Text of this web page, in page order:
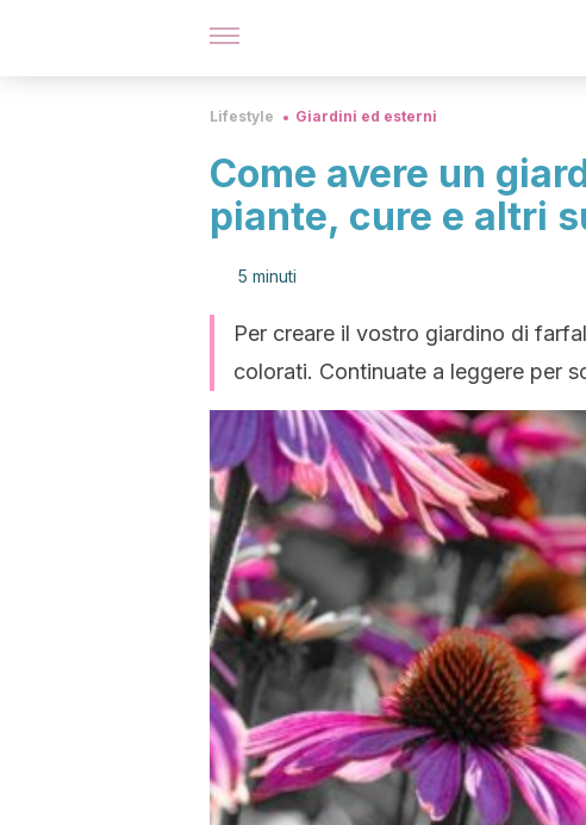
Lifestyle Giardini ed esterni
Come avere un
piante, cure e altri
5 minuti
Per creare il vostro giardino di
colorati. Continuate a leggere per